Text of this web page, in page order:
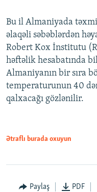
Bu il Almaniyada
əlaqəli səbəblərdən
Robert Kox İnstitutu
həftəlik hesabatında
Almaniyanın bir sıra
temperaturunun 40
qalxacağı gözlənilir.
Ətraflı burada oxuyun
Paylaş PDF